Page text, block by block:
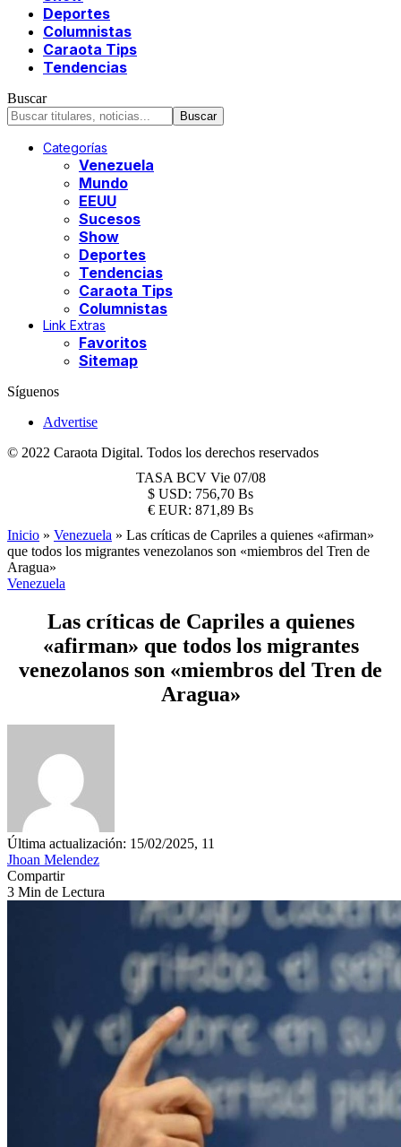
Deportes
Columnistas
Caraota Tips
Tendencias
Buscar
Categorías
Venezuela
Mundo
EEUU
Sucesos
Show
Deportes
Tendencias
Caraota Tips
Columnistas
Link Extras
Favoritos
Sitemap
Síguenos
Advertise
© 2022 Caraota Digital. Todos los derechos reservados
TASA BCV Vie 07/08
$ USD: 756,70 Bs
€ EUR: 871,89 Bs
Inicio » Venezuela » Las críticas de Capriles a quienes «afirman»
que todos los migrantes venezolanos son «miembros del Tren de
Aragua»
Venezuela
Las críticas de Capriles a quienes
«afirman» que todos los migrantes
venezolanos son «miembros del Tren de
Aragua»
Última actualización: 15/02/2025, 11
Jhoan Melendez
Compartir
3 Min de Lectura